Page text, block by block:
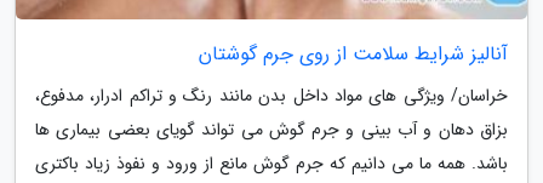
آنالیز شرایط سلامت از روی جرم گوشتان
خراسان/ ویژگی های مواد داخل بدن مانند رنگ و تراکم ادرار، مدفوع،
بزاق دهان و آب بینی و جرم گوش می تواند گویای بعضی بیماری ها
باشد. همه ما می دانیم که جرم گوش مانع از ورود و نفوذ زیاد باکتری